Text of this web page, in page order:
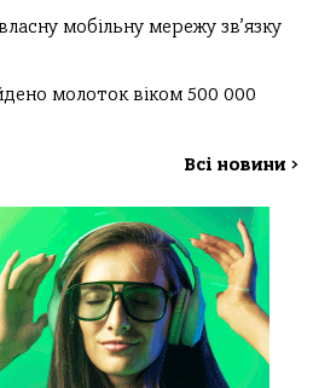
мобільну мережу зв’язку
молоток віком 500 000
Всі новини >